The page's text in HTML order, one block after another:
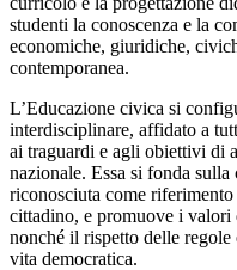
studenti la conoscenza e la
economiche, giuridiche,
contemporanea.
L’Educazione civica si
interdisciplinare, affidato a
ai traguardi e agli obiettivi di
nazionale. Essa si fonda
riconosciuta come
cittadino, e promuove i valori
nonché il rispetto delle regole
vita democratica.